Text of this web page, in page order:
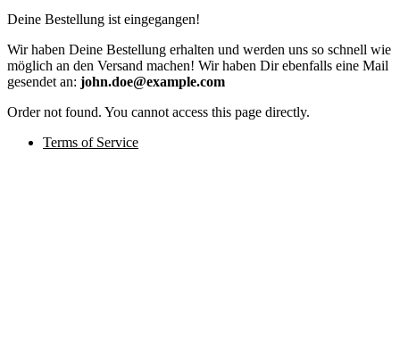
Deine Bestellung ist eingegangen!
Wir haben Deine Bestellung erhalten und werden uns so schnell wie
möglich an den Versand machen! Wir haben Dir ebenfalls eine Mail
gesendet an: john.doe@example.com
Order not found. You cannot access this page directly.
Terms of Service